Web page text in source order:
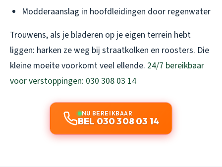
Modderaanslag in hoofdleidingen door regenwater
Trouwens, als je bladeren op je eigen terrein hebt
liggen: harken ze weg bij straatkolken en roosters. Die
kleine moeite voorkomt veel ellende. 24/7 bereikbaar
voor verstoppingen: 030 308 03 14
NU BEREIKBAAR
BEL 030 308 03 14